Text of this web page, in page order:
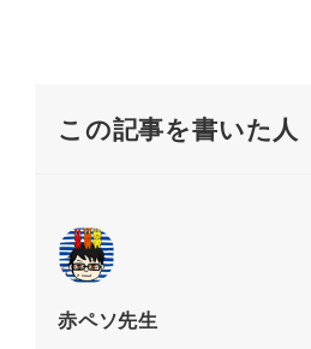
この記事を書いた人
赤ペソ先生